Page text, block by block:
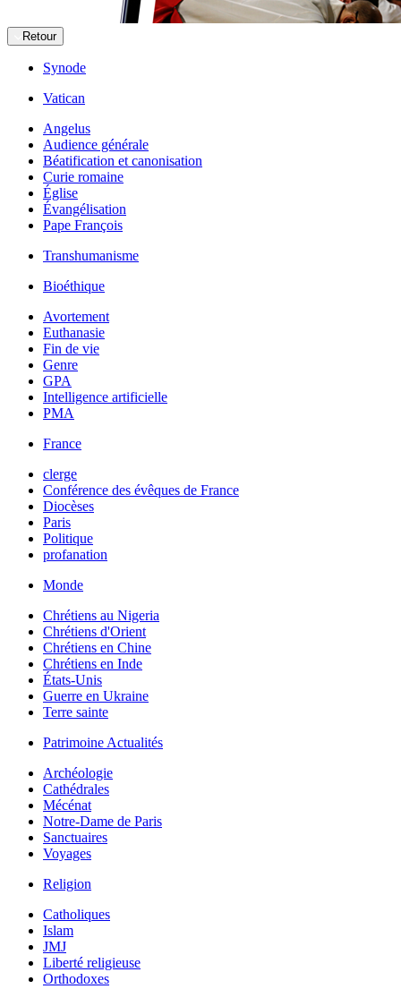
Retour
Synode
Vatican
Angelus
Audience générale
Béatification et canonisation
Curie romaine
Église
Évangélisation
Pape François
Transhumanisme
Bioéthique
Avortement
Euthanasie
Fin de vie
Genre
GPA
Intelligence artificielle
PMA
France
clerge
Conférence des évêques de France
Diocèses
Paris
Politique
profanation
Monde
Chrétiens au Nigeria
Chrétiens d'Orient
Chrétiens en Chine
Chrétiens en Inde
États-Unis
Guerre en Ukraine
Terre sainte
Patrimoine Actualités
Archéologie
Cathédrales
Mécénat
Notre-Dame de Paris
Sanctuaires
Voyages
Religion
Catholiques
Islam
JMJ
Liberté religieuse
Orthodoxes